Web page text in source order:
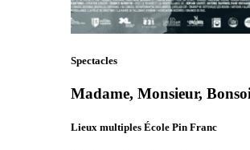
Spectacles
Madame, Monsieur,
Lieux multiples École Pin Franc